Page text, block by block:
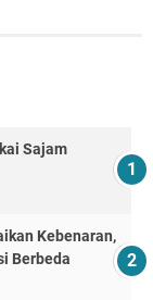
Sajam
Kebenaran,
Berbeda